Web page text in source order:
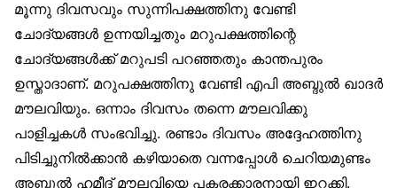
മൂന്നു ദിവസവും സുന്നിപക്ഷത്തിനു വേണ്ടി
ചോദ്യങ്ങൾ ഉന്നയിച്ചതും മറുപക്ഷത്തിന്റെ
ചോദ്യങ്ങൾക്ക് മറുപടി പറഞ്ഞതും കാന്തപുരം
ഉസ്താദാണ്. മറുപക്ഷത്തിനു വേണ്ടി എപി അബ്ദുൽ ഖാദർ
മൗലവിയും. ഒന്നാം ദിവസം തന്നെ മൗലവിക്കു
പാളിച്ചകൾ സംഭവിച്ചു. രണ്ടാം ദിവസം അദ്ദേഹത്തിനു
പിടിച്ചുനിൽക്കാൻ കഴിയാതെ വന്നപ്പോൾ ചെറിയമുണ്ടം
അബ്ദുൽ ഹമീദ് മൗലവിയെ പകരക്കാരനായി ഇറക്കി.